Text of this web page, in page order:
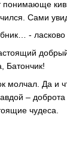
Сами
-
Батончик!
Да и
–
чудеса.